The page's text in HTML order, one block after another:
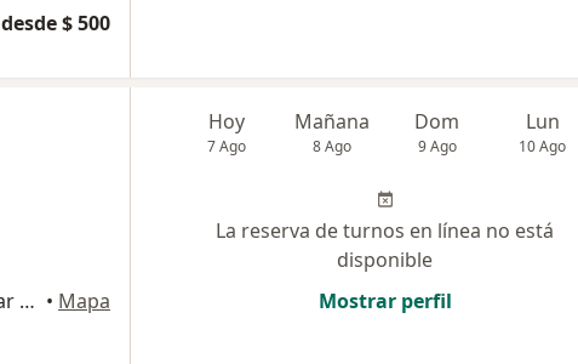
desde $ 500
Guardia urológica(CABA Y GBA, llamar al 1550604377 para turno), Capital Federal • Mapa
Hoy
7 Ago
Mañana
8 Ago
Dom
9 Ago
Lun
10 Ago
La reserva de turnos en línea no está
disponible
Mostrar perfil